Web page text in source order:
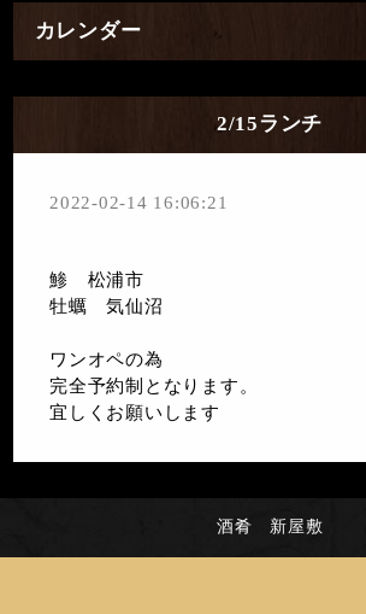
カレンダー
2/15ランチ
2022-02-14 16:06:21
鯵 松浦市
牡蠣 気仙沼
ワンオペの為
完全予約制となります。
宜しくお願いします
酒肴 新屋敷